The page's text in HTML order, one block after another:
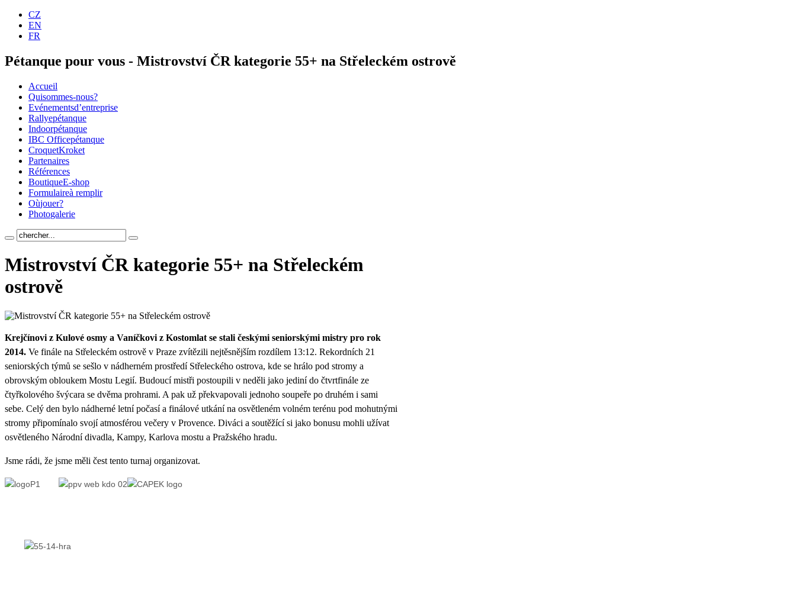
CZ
EN
FR
Pétanque pour vous - Mistrovství ČR kategorie 55+ na Střeleckém ostrově
Accueil
Quisommes-nous?
Evénementsd’entreprise
Rallyepétanque
Indoorpétanque
IBC Officepétanque
CroquetKroket
Partenaires
Références
BoutiqueE-shop
Formulaireà remplir
Oùjouer?
Photogalerie
Mistrovství ČR kategorie 55+ na Střeleckém
ostrově
Krejčínovi z Kulové osmy a Vaníčkovi z Kostomlat se stali českými seniorskými mistry pro rok
2014. Ve finále na Střeleckém ostrově v Praze zvítězili nejtěsnějším rozdílem 13:12. Rekordních 21
seniorských týmů se sešlo v nádherném prostředí Střeleckého ostrova, kde se hrálo pod stromy a
obrovským obloukem Mostu Legií. Budoucí mistři postoupili v neděli jako jediní do čtvrtfinále ze
čtyřkolového švýcara se dvěma prohrami. A pak už překvapovali jednoho soupeře po druhém i sami
sebe. Celý den bylo nádherné letní počasí a finálové utkání na osvětleném volném terénu pod mohutnými
stromy připomínalo svojí atmosférou večery v Provence. Diváci a soutěžící si jako bonusu mohli užívat
osvětleného Národní divadla, Kampy, Karlova mostu a Pražského hradu.
Jsme rádi, že jsme měli čest tento turnaj organizovat.